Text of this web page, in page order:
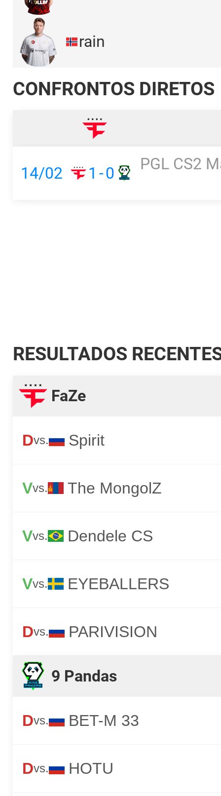
rain
CONFRONTOS DIRETOS
14/02 1 -0 PGL CS2
RESULTADOS
FaZe
Dvs. Spirit
Vvs. The MongolZ
Vvs. Dendele CS
Vvs. EYEBALLERS
Dvs. PARIVISION
9 Pandas
Dvs. BET-M 33
Dvs. HOTU